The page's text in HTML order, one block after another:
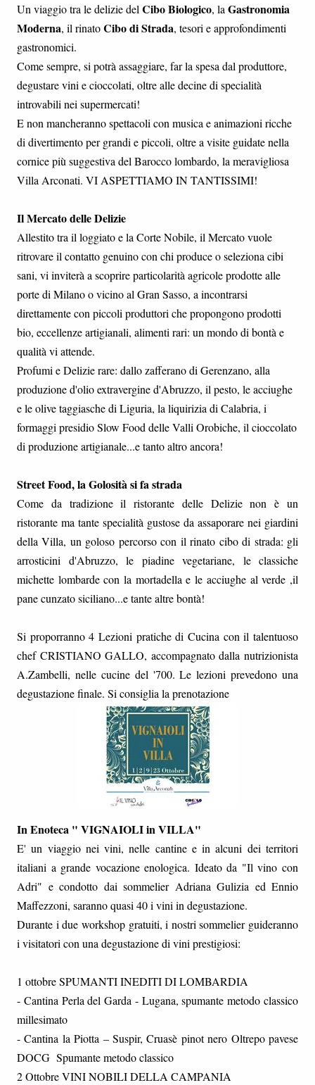
Un viaggio tra le delizie delCibo Biologico, laGastronomia
Moderna, il rinatoCibo di Strada, tesori e approfondimenti
gastronomici.
Come sempre, si potrà assaggiare, far la spesa dal produttore,
degustare vini e cioccolati, oltre alle decine di specialità
introvabili nei supermercati!
E non mancheranno spettacoli con musica e animazioni ricche
di divertimento per grandi e piccoli, oltre a visite guidate nella
cornice più suggestiva del Barocco lombardo, la meravigliosa
Villa Arconati. VI ASPETTIAMO IN TANTISSIMI!
Il Mercato delle Delizie
Allestito tra il loggiato e la Corte Nobile, il Mercato vuole
ritrovare il contatto genuino con chi produce o seleziona cibi
sani, vi inviterà a scoprire particolarità agricole prodotte alle
porte di Milano o vicino al Gran Sasso, a incontrarsi
direttamente con piccoli produttori che propongono prodotti
bio, eccellenze artigianali, alimenti rari: un mondo di bontà e
qualità vi attende.
Profumi e Delizie rare: dallo zafferano di Gerenzano, alla
produzione d'olio extravergine d'Abruzzo, il pesto, le acciughe
e le olive taggiasche di Liguria, la liquirizia di Calabria, i
formaggi presidio Slow Food delle Valli Orobiche, il cioccolato
di produzione artigianale...e tanto altro ancora!
Street Food, la Golosità si fa strada
Come da tradizione il ristorante delle Delizie non è un
ristorante ma tante specialità gustose da assaporare nei giardini
della Villa, un goloso percorso con il rinato cibo di strada: gli
arrosticini d'Abruzzo, le piadine vegetariane, le classiche
michette lombarde con la mortadella e le acciughe al verde ,il
pane cunzato siciliano...e tante altre bontà!
Si proporranno 4 Lezioni pratiche di Cucina con il talentuoso
chef CRISTIANO GALLO, accompagnato dalla nutrizionista
A.Zambelli, nelle cucine del '700. Le lezioni prevedono una
degustazione finale. Si consiglia la prenotazione
In Enoteca " VIGNAIOLI in VILLA"
E' un viaggio nei vini, nelle cantine e in alcuni dei territori
italiani a grande vocazione enologica. Ideato da "Il vino con
Adri" e condotto dai sommelier Adriana Gulizia ed Ennio
Maffezzoni, saranno quasi 40 i vini in degustazione.
Durante i due workshop gratuiti, i nostri sommelier guideranno
i visitatori con una degustazione di vini prestigiosi:
1 ottobre SPUMANTI INEDITI DI LOMBARDIA
- Cantina Perla del Garda - Lugana, spumante metodo classico
millesimato
- Cantina la Piotta – Suspir, Cruasè pinot nero Oltrepo pavese
DOCG Spumante metodo classico
2 Ottobre VINI NOBILI DELLA CAMPANIA